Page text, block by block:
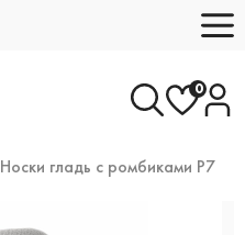
0
Носки гладь с ромбиками Р7